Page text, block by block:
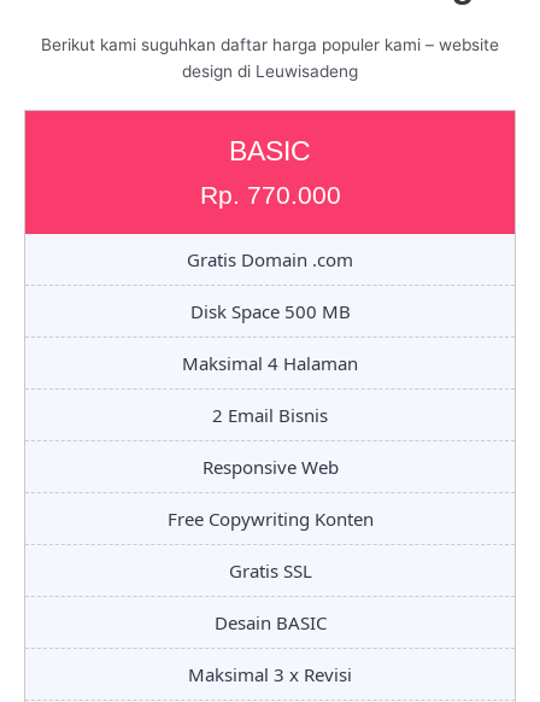
Berikut kami suguhkan daftar harga populer kami – website
design di Leuwisadeng
BASIC
Rp. 770.000
Gratis Domain .com
Disk Space 500 MB
Maksimal 4 Halaman
2 Email Bisnis
Responsive Web
Free Copywriting Konten
Gratis SSL
Desain BASIC
Maksimal 3 x Revisi